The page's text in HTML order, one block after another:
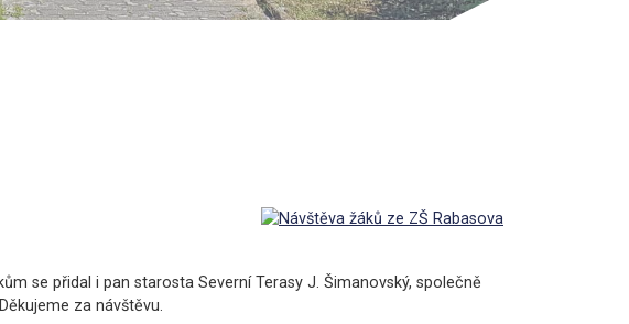
se přidal i pan starosta Severní Terasy J. Šimanovský, společně
za návštěvu.